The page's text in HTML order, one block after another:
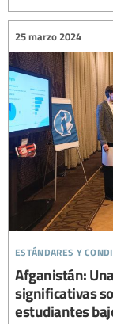
estándares y
25 marzo 2024
Afganistán:
significativas
estudiantes